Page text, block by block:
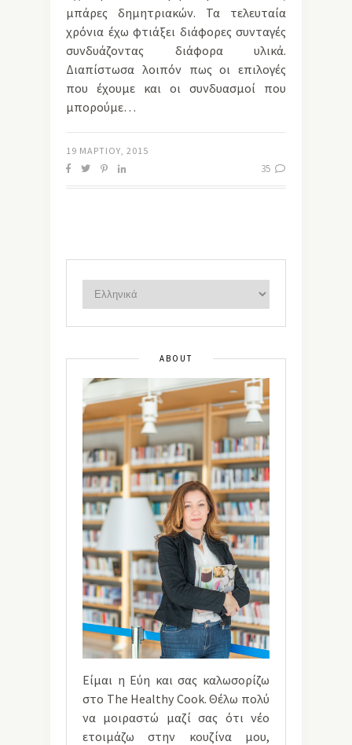
μπάρες δημητριακών. Τα τελευταία
χρόνια έχω φτιάξει διάφορες συνταγές
συνδυάζοντας διάφορα υλικά.
Διαπίστωσα λοιπόν πως οι επιλογές
που έχουμε και οι συνδυασμοί που
μπορούμε…
19 ΜΑΡΤΊΟΥ, 2015
35
ABOUT
Είμαι η Εύη και σας καλωσορίζω
στο The Healthy Cook. Θέλω πολύ
να μοιραστώ μαζί σας ότι νέο
ετοιμάζω στην κουζίνα μου,